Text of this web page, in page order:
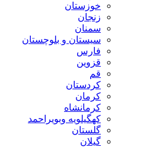
خوزستان
زنجان
سمنان
سیستان و بلوچستان
فارس
قزوین
قم
کردستان
کرمان
کرمانشاه
کهگیلویه وبویراحمد
گلستان
گیلان